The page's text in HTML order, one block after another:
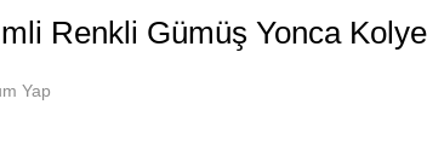
Renkli Gümüş Yonca Kolye
Yap